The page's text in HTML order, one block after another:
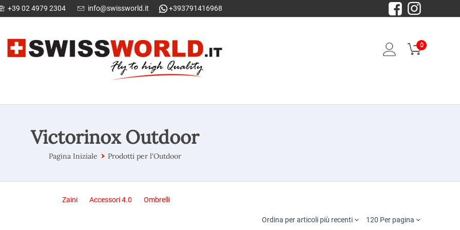
+39 02 4979 2304 info@swissworld.it +393791416968
0
Victorinox Outdoor
Pagina Iniziale Prodotti per l'Outdoor
Zaini Accessori 4.0 Ombrelli
Ordina per articoli più recenti 120 Per pagina